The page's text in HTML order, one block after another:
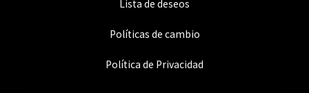
Lista de deseos
Políticas de cambio
Política de Privacidad